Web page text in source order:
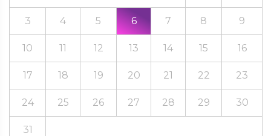
3 4 5 6 7 8 9
10 11 12 13 14 15 16
17 18 19 20 21 22 23
24 25 26 27 28 29 30
31